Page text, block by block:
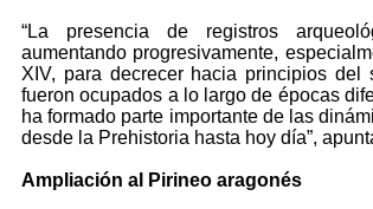
“La presencia de registros
aumentando progresivamente,
XIV, para decrecer hacia principios
fueron ocupados a lo largo de épocas
ha formado parte importante de las
desde la Prehistoria hasta hoy día”,
Ampliación al Pirineo aragonés